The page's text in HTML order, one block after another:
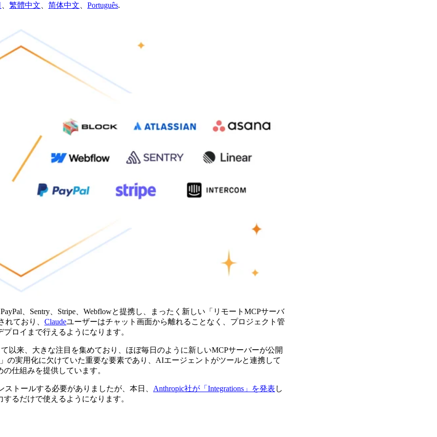
繁體中文 简体中文 Português.
、Sentry、Stripe、Webflowと提携し、まったく新しい「リモートMCPサーバ
れており、 Claudeユーザーはチャット画面から離れることなく、プロジェクト管
ロイまで行えるようになります。
以来、大きな注目を集めており、ほぼ毎日のように新しいMCPサーバーが公開
の実用化に欠けていた重要な要素であり、AIエージェントがツールと連携して
仕組みを提供しています。
トールする必要がありましたが、本日、 Anthropic社が「Integrations」を発表 し
るだけで使えるようになります。